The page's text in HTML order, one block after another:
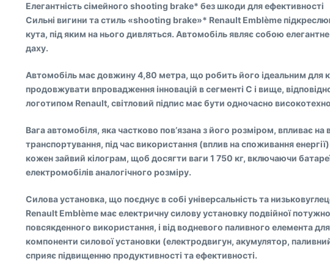
Елегантність сімейного shooting brake* без шкоди для ефективності
Сильні вигини та стиль «shooting brake»* Renault Emblème
кута, під яким на нього дивляться. Автомобіль являє собою
даху.
Автомобіль має довжину 4,80 метра, що робить його ідеальним
продовжувати впровадження інновацій в сегменті С і вище,
логотипом Renault, світловий підпис має бути одночасно
Вага автомобіля, яка частково пов’язана з його розміром, впливає
транспортування, під час використання (вплив на споживання
кожен зайвий кілограм, щоб досягти ваги 1 750 кг, включаючи
електромобілів аналогічного розміру.
Силова установка, що поєднує в собі універсальність та
Renault Emblème має електричну силову установку подвійної
повсякденного використання, і від водневого паливного елемента
компоненти силової установки (електродвигун, акумулятор,
сприяє підвищенню продуктивності та ефективності.